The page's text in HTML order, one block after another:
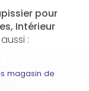
pour
Intérieur
:
magasin de